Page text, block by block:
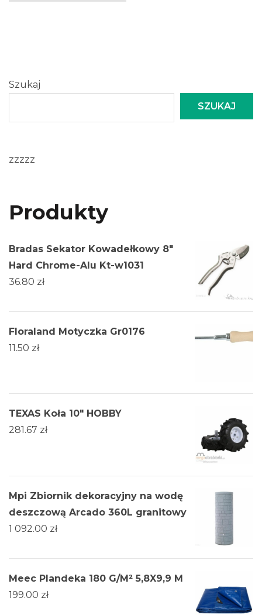
Szukaj
SZUKAJ
zzzzz
Produkty
Bradas Sekator Kowadełkowy 8"
Hard Chrome-Alu Kt-w1031
36.80 zł
Floraland Motyczka Gr0176
11.50 zł
TEXAS Koła 10" HOBBY
281.67 zł
Mpi Zbiornik dekoracyjny na wodę
deszczową Arcado 360L granitowy
1 092.00 zł
Meec Plandeka 180 G/M² 5,8X9,9 M
199.00 zł